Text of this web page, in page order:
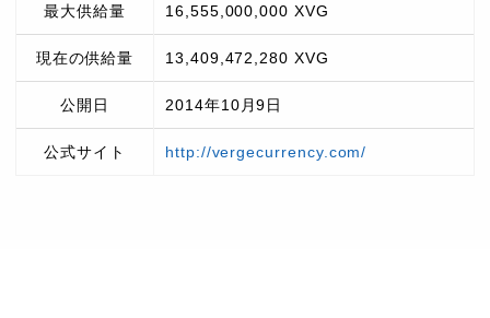
最大供給量 16,555,000,000 XVG
現在の供給量 13,409,472,280 XVG
公開日 2014年10月9日
公式サイト http://vergecurrency.com/